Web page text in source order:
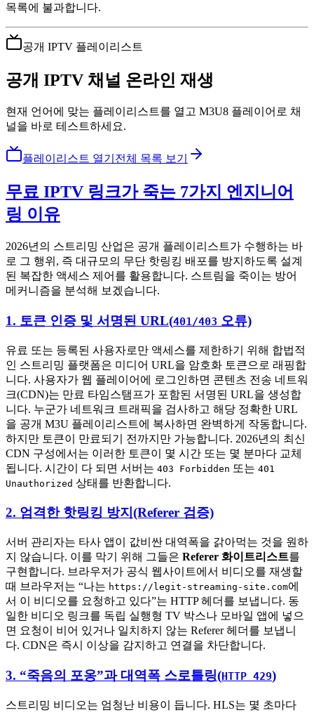
목록에 불과합니다.
공개 IPTV 플레이리스트
공개 IPTV 채널 온라인 재생
현재 언어에 맞는 플레이리스트를 열고 M3U8 플레이어로 채
널을 바로 테스트하세요.
플레이리스트 열기 전체 목록 보기
무료 IPTV 링크가 죽는 7가지 엔지니어
링 이유
2026년의 스트리밍 산업은 공개 플레이리스트가 수행하는 바
로 그 행위, 즉 대규모의 무단 핫링킹 배포를 방지하도록 설계
된 복잡한 액세스 제어를 활용합니다. 스트림을 죽이는 방어
메커니즘을 분석해 보겠습니다.
1. 토큰 인증 및 서명된 URL(401/403 오류)
유료 또는 등록된 사용자로만 액세스를 제한하기 위해 합법적
인 스트리밍 플랫폼은 미디어 URL을 암호화 토큰으로 래핑합
니다. 사용자가 웹 플레이어에 로그인하면 콘텐츠 전송 네트워
크(CDN)는 만료 타임스탬프가 포함된 서명된 URL을 생성합
니다. 누군가 네트워크 트래픽을 검사하고 해당 정확한 URL
을 공개 M3U 플레이리스트에 복사하면 완벽하게 작동합니다.
하지만 토큰이 만료되기 전까지만 가능합니다. 2026년의 최신
CDN 구성에서는 이러한 토큰이 몇 시간 또는 몇 분마다 교체
됩니다. 시간이 다 되면 서버는 403 Forbidden 또는 401
Unauthorized 상태를 반환합니다.
2. 엄격한 핫링킹 방지(Referer 검증)
서버 관리자는 타사 앱이 값비싼 대역폭을 갉아먹는 것을 원하
지 않습니다. 이를 막기 위해 그들은 Referer 화이트리스트를
구현합니다. 브라우저가 공식 웹사이트에서 비디오를 재생할
때 브라우저는 “나는 https://legit-streaming-site.com에
서 이 비디오를 요청하고 있다”는 HTTP 헤더를 보냅니다. 동
일한 비디오 링크를 독립 실행형 TV 박스나 모바일 앱에 넣으
면 요청이 비어 있거나 일치하지 않는 Referer 헤더를 보냅니
다. CDN은 즉시 이상을 감지하고 연결을 차단합니다.
3. “죽음의 포옹”과 대역폭 스로틀링(HTTP 429)
스트리밍 비디오는 엄청난 비용이 듭니다. HLS는 몇 초마다